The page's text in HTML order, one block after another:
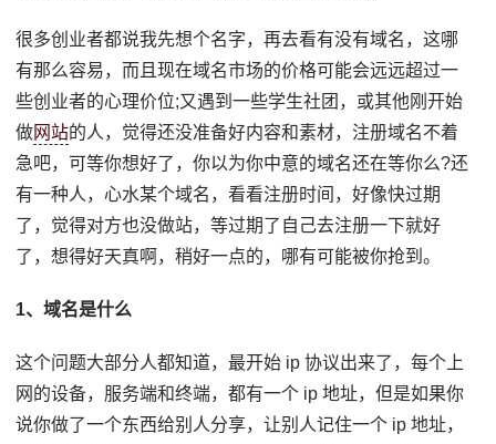
很多创业者都说我先想个名字，再去看有没有域名，这哪
有那么容易，而且现在域名市场的价格可能会远远超过一
些创业者的心理价位;又遇到一些学生社团，或其他刚开始
做网站的人，觉得还没准备好内容和素材，注册域名不着
急吧，可等你想好了，你以为你中意的域名还在等你么?还
有一种人，心水某个域名，看看注册时间，好像快过期
了，觉得对方也没做站，等过期了自己去注册一下就好
了，想得好天真啊，稍好一点的，哪有可能被你抢到。
1、域名是什么
这个问题大部分人都知道，最开始 ip 协议出来了，每个上
网的设备，服务端和终端，都有一个 ip 地址，但是如果你
说你做了一个东西给别人分享，让别人记住一个 ip 地址，